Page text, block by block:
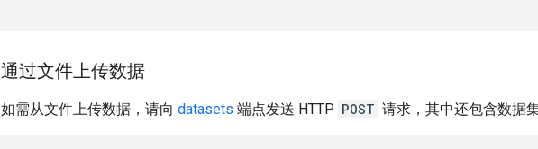
通过文件上传数据
如需从文件上传数据，请向 datasets 端点发送 HTTP POST 请求，其中还包含数据